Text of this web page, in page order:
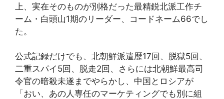
上、実在そのものが別格だった最精鋭北派工作チ
ーム・白頭山1期のリーダー、コードネーム66でし
た。
公式記録だけでも、北朝鮮派遣歴17回、脱獄5回、
二重スパイ5回、脱走2回、さらには北朝鮮最高司
令官の暗殺未遂までやらかし、中国とロシアが
「おい、あの人専任のマーケティングでも別に組